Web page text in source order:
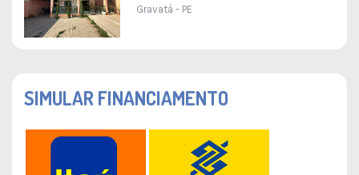
Gravatá - PE
SIMULAR FINANCIAMENTO